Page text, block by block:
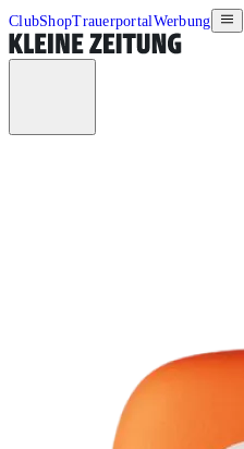
ClubShopTrauerportalWerbung